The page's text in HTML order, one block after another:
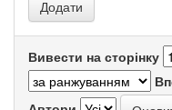
Вивести на сторінку